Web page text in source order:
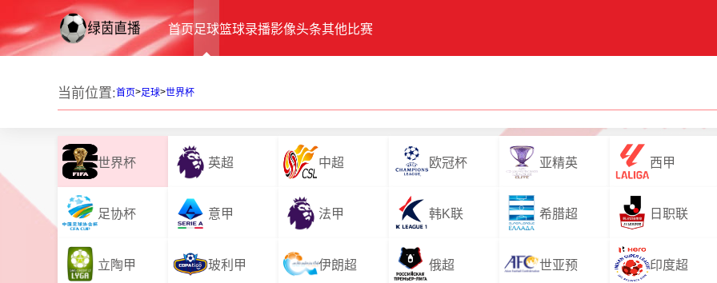
首页足球篮球录播影像头条其他比赛
当前位置:首页>足球>世界杯
世界杯 英超 中超 欧冠杯 亚精英 西甲
足协杯 意甲 法甲 韩K联 希腊超 日职联
立陶甲 玻利甲 伊朗超 俄超 世亚预 印度超